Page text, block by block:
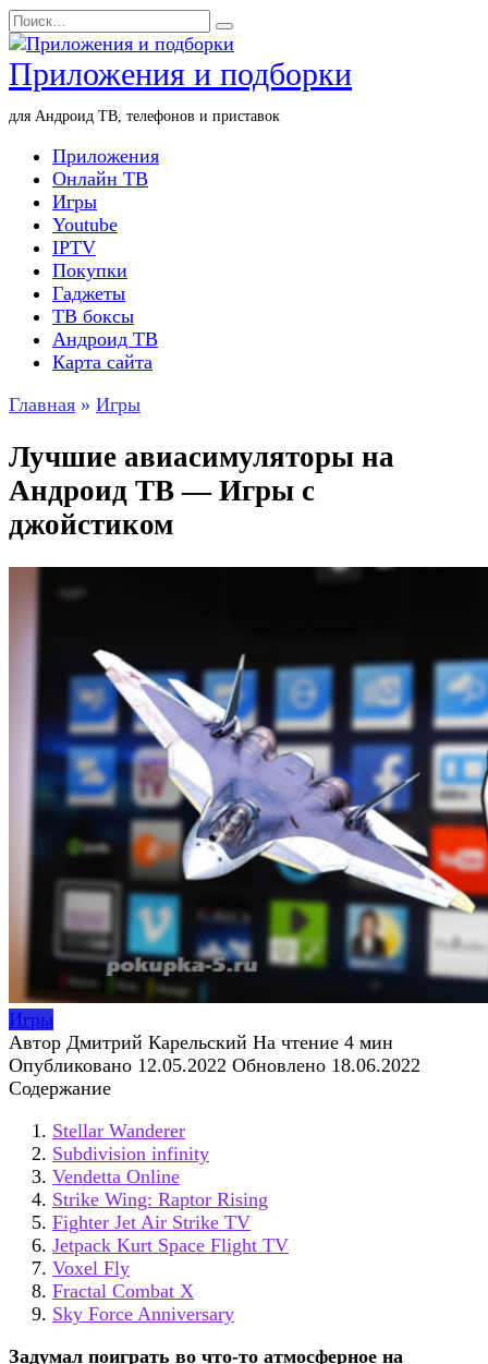
Перейти
к
содержанию
Search
for:
Приложения и подборки
для Андроид ТВ, телефонов и приставок
Приложения
Онлайн ТВ
Игры
Youtube
IPTV
Покупки
Гаджеты
ТВ боксы
Андроид ТВ
Карта сайта
Главная » Игры
Лучшие авиасимуляторы на
Андроид ТВ — Игры с
джойстиком
Игры
Автор Дмитрий Карельский На чтение 4 мин
Опубликовано 12.05.2022 Обновлено 18.06.2022
Содержание
Stellar Wanderer
Subdivision infinity
Vendetta Online
Strike Wing: Raptor Rising
Fighter Jet Air Strike TV
Jetpack Kurt Space Flight TV
Voxel Fly
Fractal Combat X
Sky Force Anniversary
Задумал поиграть во что-то атмосферное на